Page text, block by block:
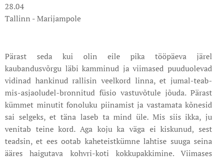
28.04
Tallinn - Marijampole
Pärast seda kui olin eile pika tööpäeva järel
kaubandusvõrgu läbi kamminud ja viimased puuduolevad
vidinad hankinud rallisin veelkord linna, et jumal-teab-
mis-asjaoludel-bronnitud füsio vastuvõtule jõuda. Pärast
kümmet minutit fonoluku piinamist ja vastamata kõnesid
sai selgeks, et täna laseb ta mind üle. Mis siis ikka, ju
venitab teine kord. Aga koju ka väga ei kiskunud, sest
teadsin, et ees ootab kaheteistkümne lahtise suuga seina
ääres haigutava kohvri-koti kokkupakkimine. Viimases